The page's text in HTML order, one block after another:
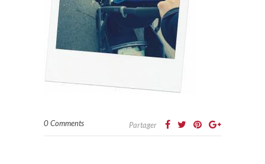
0 Comments Partager